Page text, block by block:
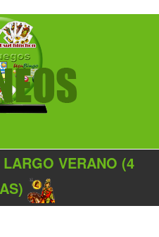
VERANO (4